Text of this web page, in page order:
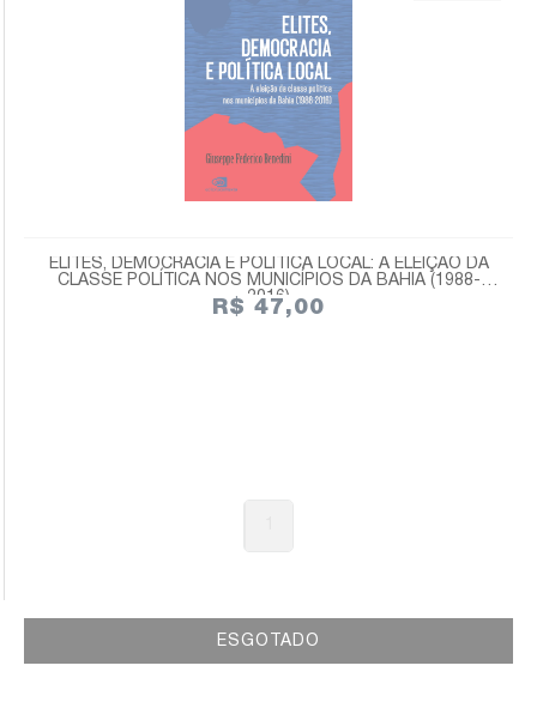
ELITES, DEMOCRACIA E POLÍTICA LOCAL: A ELEIÇÃO DA
CLASSE POLÍTICA NOS MUNICÍPIOS DA BAHIA (1988-
2016)
R$ 47,00
ESGOTADO